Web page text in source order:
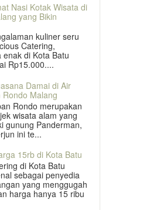
Nasi Kotak Wisata di
yang Bikin
kuliner seru
Catering,
di Kota Batu
Rp15.000....
Damai di Air
Malang
Rondo merupakan
wisata alam yang
gunung Panderman,
ini te...
15rb di Kota Batu
di Kota Batu
sebagai penyedia
yang menggugah
harga hanya 15 ribu